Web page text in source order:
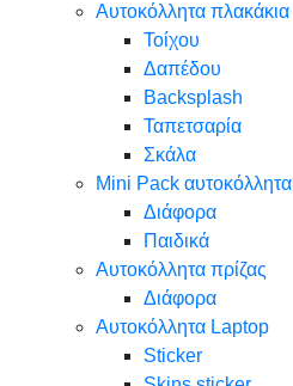
Αυτοκόλλητα πλακάκια
Τοίχου
Δαπέδου
Backsplash
Ταπετσαρία
Σκάλα
Mini Pack αυτοκόλλητα
Διάφορα
Παιδικά
Αυτοκόλλητα πρίζας
Διάφορα
Αυτοκόλλητα Laptop
Sticker